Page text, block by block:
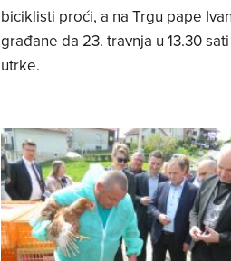
biciklisti proći, a na Trgu pape
građane da 23. travnja u 13.30
utrke.